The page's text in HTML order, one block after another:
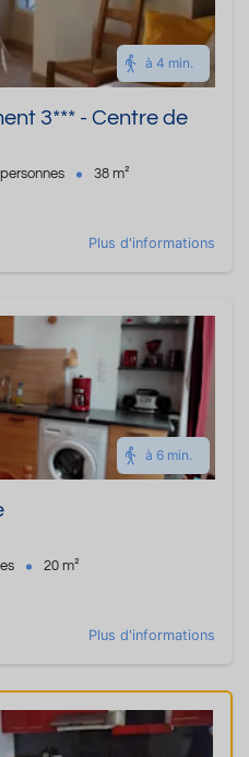
à 4 min.
3*** - Centre de
38 m²
Plus d'informations
à 6 min.
20 m²
Plus d'informations